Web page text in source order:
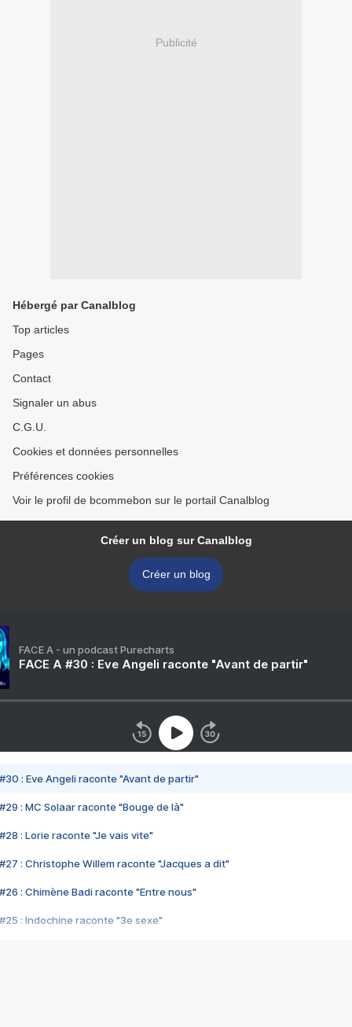
Publicité
Hébergé par Canalblog
Top articles
Pages
Contact
Signaler un abus
C.G.U.
Cookies et données personnelles
Préférences cookies
Voir le profil de bcommebon sur le portail Canalblog
Créer un blog sur Canalblog
Créer un blog
FACE A - un podcast Purecharts
FACE A #30 : Eve Angeli raconte "Avant de partir"
#30 : Eve Angeli raconte "Avant de partir"
#29 : MC Solaar raconte "Bouge de là"
#28 : Lorie raconte "Je vais vite"
#27 : Christophe Willem raconte "Jacques a dit"
#26 : Chimène Badi raconte "Entre nous"
#25 : Indochine raconte "3e sexe"